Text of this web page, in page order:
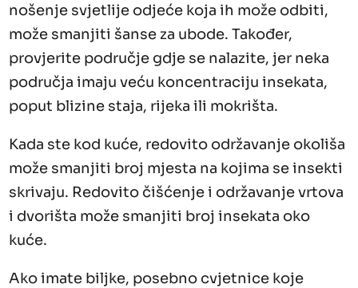
nošenje svjetlije odjeće koja ih može odbiti,
može smanjiti šanse za ubode. Također,
provjerite područje gdje se nalazite, jer neka
područja imaju veću koncentraciju insekata,
poput blizine staja, rijeka ili mokrišta.
Kada ste kod kuće, redovito održavanje okoliša
može smanjiti broj mjesta na kojima se insekti
skrivaju. Redovito čišćenje i održavanje vrtova
i dvorišta može smanjiti broj insekata oko
kuće.
Ako imate biljke, posebno cvjetnice koje